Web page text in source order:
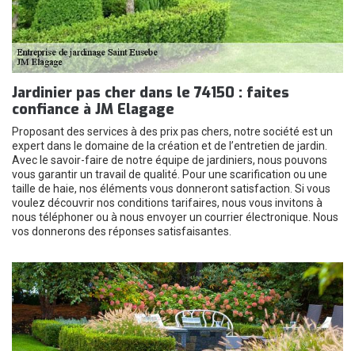
Jardinier pas cher dans le 74150 : faites
confiance à JM Elagage
Proposant des services à des prix pas chers, notre société est un
expert dans le domaine de la création et de l’entretien de jardin.
Avec le savoir-faire de notre équipe de jardiniers, nous pouvons
vous garantir un travail de qualité. Pour une scarification ou une
taille de haie, nos éléments vous donneront satisfaction. Si vous
voulez découvrir nos conditions tarifaires, nous vous invitons à
nous téléphoner ou à nous envoyer un courrier électronique. Nous
vos donnerons des réponses satisfaisantes.